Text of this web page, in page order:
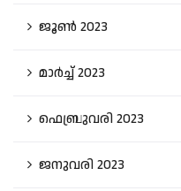
ജൂൺ 2023
മാർച്ച്‌ 2023
ഫെബ്രുവരി 2023
ജനുവരി 2023